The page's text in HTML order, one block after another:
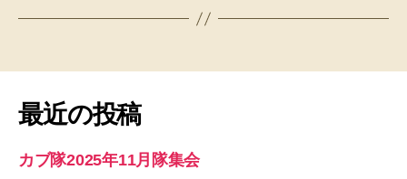
最近の投稿
カブ隊2025年11月隊集会